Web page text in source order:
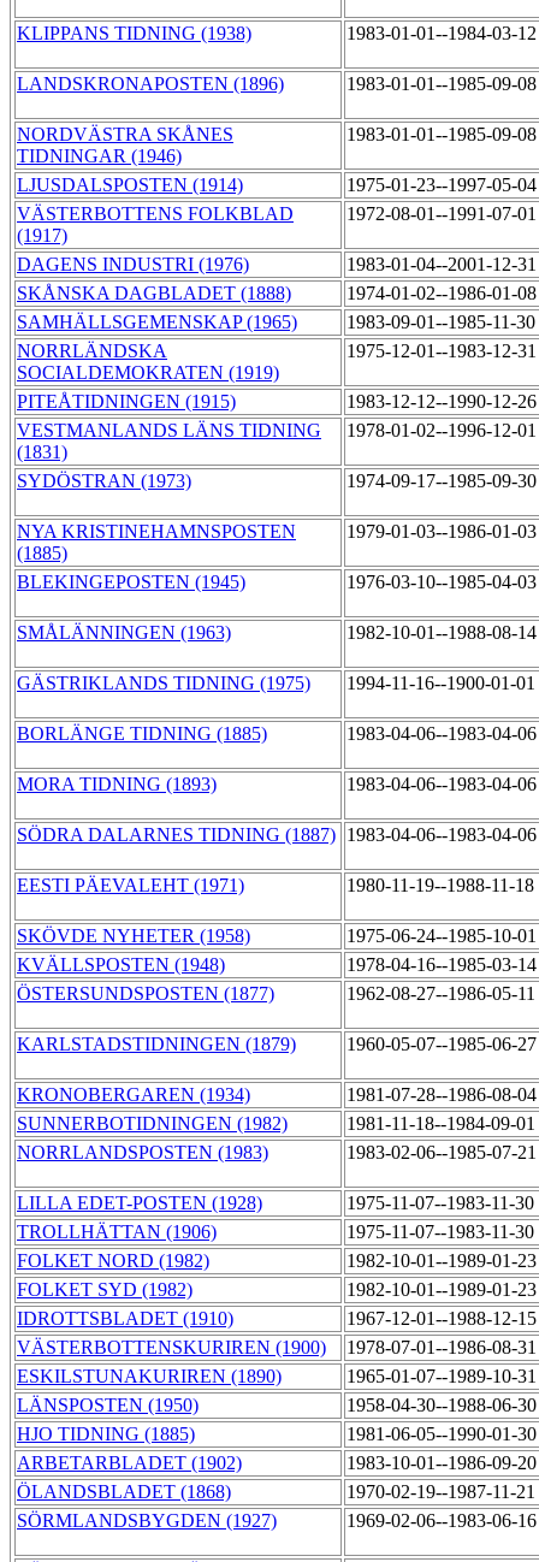
KLIPPANS TIDNING (1938) 1983-01-01--1984-03-
LANDSKRONAPOSTEN (1896) 1983-01-01--1985-09-
NORDVÄSTRA SKÅNES
TIDNINGAR (1946)
1983-01-01--1985-09-
LJUSDALSPOSTEN (1914)
1975-01-23--1997-05-
VÄSTERBOTTENS FOLKBLAD
(1917)
1972-08-01--1991-07-
DAGENS INDUSTRI (1976)
1983-01-04--2001-12-
SKÅNSKA DAGBLADET (1888)
1974-01-02--1986-01-
SAMHÄLLSGEMENSKAP (1965)
1983-09-01--1985-11-30
NORRLÄNDSKA
SOCIALDEMOKRATEN (1919)
1975-12-01--1983-12-
PITEÅTIDNINGEN (1915)
1983-12-12--1990-12-
VESTMANLANDS LÄNS TIDNING
(1831)
1978-01-02--1996-12-
SYDÖSTRAN (1973) 1974-09-17--1985-09-
NYA KRISTINEHAMNSPOSTEN
(1885)
1979-01-03--1986-01-
BLEKINGEPOSTEN (1945) 1976-03-10--1985-04-
SMÅLÄNNINGEN (1963) 1982-10-01--1988-08-
GÄSTRIKLANDS TIDNING (1975) 1994-11-16--1900-01-01
BORLÄNGE TIDNING (1885) 1983-04-06--1983-04-
MORA TIDNING (1893) 1983-04-06--1983-04-
SÖDRA DALARNES TIDNING (1887) 1983-04-06--1983-04-
EESTI PÄEVALEHT (1971) 1980-11-19--1988-11-18
SKÖVDE NYHETER (1958)
1975-06-24--1985-10-
KVÄLLSPOSTEN (1948)
1978-04-16--1985-03-
ÖSTERSUNDSPOSTEN (1877)
1962-08-27--1986-05-11
KARLSTADSTIDNINGEN (1879) 1960-05-07--1985-06-
KRONOBERGAREN (1934)
1981-07-28--1986-08-
SUNNERBOTIDNINGEN (1982)
1981-11-18--1984-09-01
NORRLANDSPOSTEN (1983)
1983-02-06--1985-07-
LILLA EDET-POSTEN (1928)
1975-11-07--1983-11-30
TROLLHÄTTAN (1906)
1975-11-07--1983-11-30
FOLKET NORD (1982)
1982-10-01--1989-01-
FOLKET SYD (1982)
1982-10-01--1989-01-
IDROTTSBLADET (1910)
1967-12-01--1988-12-
VÄSTERBOTTENSKURIREN (1900)
1978-07-01--1986-08-
ESKILSTUNAKURIREN (1890)
1965-01-07--1989-10-
LÄNSPOSTEN (1950)
1958-04-30--1988-06-
HJO TIDNING (1885)
1981-06-05--1990-01-
ARBETARBLADET (1902)
1983-10-01--1986-09-
ÖLANDSBLADET (1868)
1970-02-19--1987-11-21
SÖRMLANDSBYGDEN (1927)
1969-02-06--1983-06-